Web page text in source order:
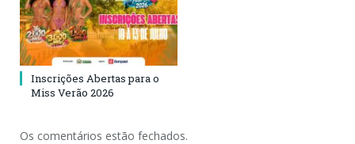
Inscrições Abertas para o
Miss Verão 2026
Os comentários estão fechados.